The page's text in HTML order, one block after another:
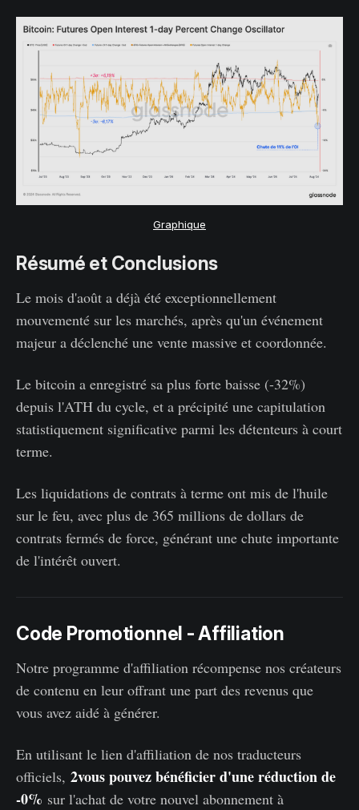
Graphique
Résumé et Conclusions
Le mois d'août a déjà été exceptionnellement
mouvementé sur les marchés, après qu'un événement
majeur a déclenché une vente massive et coordonnée.
Le bitcoin a enregistré sa plus forte baisse (-32%)
depuis l'ATH du cycle, et a précipité une capitulation
statistiquement significative parmi les détenteurs à court
terme.
Les liquidations de contrats à terme ont mis de l'huile
sur le feu, avec plus de 365 millions de dollars de
contrats fermés de force, générant une chute importante
de l'intérêt ouvert.
Code Promotionnel - Affiliation
Notre programme d'affiliation récompense nos créateurs
de contenu en leur offrant une part des revenus que
vous avez aidé à générer.
En utilisant le lien d'affiliation de nos traducteurs
officiels, 2vous pouvez bénéficier d'une réduction de
-0% sur l'achat de votre nouvel abonnement à